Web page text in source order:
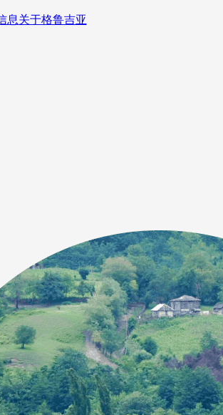
息关于格鲁吉亚